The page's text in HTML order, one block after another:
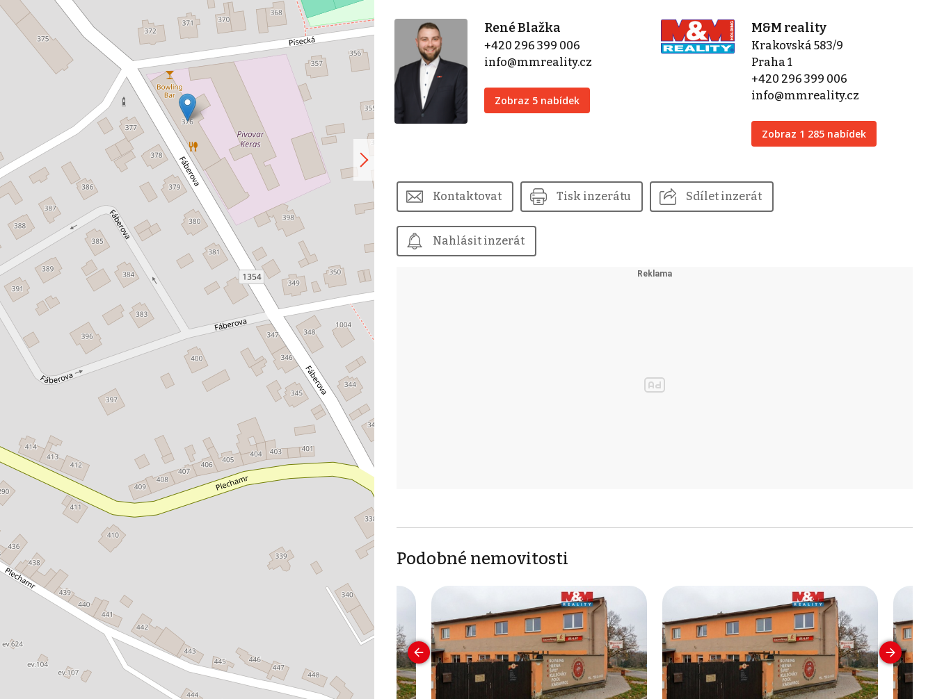
René Blažka
+420 296 399 006
info@mmreality.cz
Zobraz 5 nabídek
M&M reality
Krakovská 583/9
Praha 1
+420 296 399 006
info@mmreality.cz
Zobraz 1 285 nabídek
Kontaktovat Tisk inzerátu Sdílet inzerát
Nahlásit inzerát
Podobné nemovitosti